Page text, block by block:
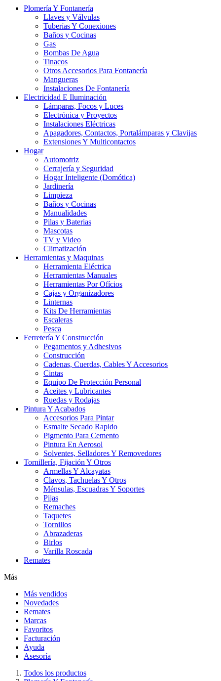
Plomería Y Fontanería
Llaves y Válvulas
Tuberías Y Conexiones
Baños y Cocinas
Gas
Bombas De Agua
Tinacos
Otros Accesorios Para Fontanería
Mangueras
Instalaciones De Fontanería
Electricidad E Iluminación
Lámparas, Focos y Luces
Electrónica y Proyectos
Instalaciones Eléctricas
Apagadores, Contactos, Portalámparas y Clavijas
Extensiones Y Multicontactos
Hogar
Automotriz
Cerrajería y Seguridad
Hogar Inteligente (Domótica)
Jardinería
Limpieza
Baños y Cocinas
Manualidades
Pilas y Baterias
Mascotas
TV y Video
Climatización
Herramientas y Maquinas
Herramienta Eléctrica
Herramientas Manuales
Herramientas Por Ofícios
Cajas y Organizadores
Linternas
Kits De Herramientas
Escaleras
Pesca
Ferretería Y Construcción
Pegamentos y Adhesivos
Construcción
Cadenas, Cuerdas, Cables Y Accesorios
Cintas
Equipo De Protección Personal
Aceites y Lubricantes
Ruedas y Rodajas
Pintura Y Acabados
Accesorios Para Pintar
Esmalte Secado Rapido
Pigmento Para Cemento
Pintura En Aerosol
Solventes, Selladores Y Removedores
Tornillería, Fijación Y Otros
Armellas Y Alcayatas
Clavos, Tachuelas Y Otros
Ménsulas, Escuadras Y Soportes
Pijas
Remaches
Taquetes
Tornillos
Abrazaderas
Birlos
Varilla Roscada
Remates
Más
Más vendidos
Novedades
Remates
Marcas
Favoritos
Facturación
Ayuda
Asesoría
Todos los productos